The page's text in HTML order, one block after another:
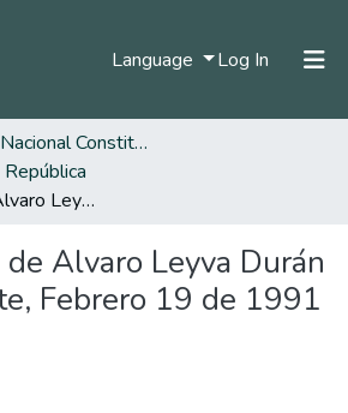
Language Log In (current)
Statistics
Asamblea Nacional Constituyente
Intervención de Alvaro Leyva Durán Constituyente, Febrero 19 de 1991
Alvaro Leyva Durán
Febrero 19 de 1991